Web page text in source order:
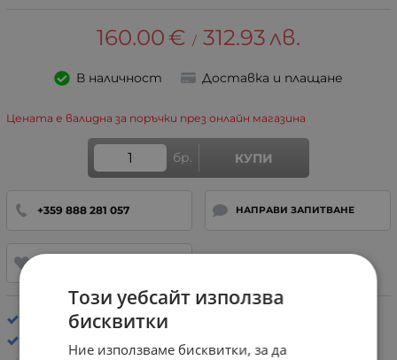
160.00 € / 312.93лв.
В наличност Доставка и плащане
Цената е валидна за поръчки през онлайн магазина
бр. КУПИ
+359 888 281 057 НАПРАВИ ЗАПИТВАНЕ
Стелка: Анатомична
Този уебсайт използва
бисквитки
Ние използваме бисквитки, за да